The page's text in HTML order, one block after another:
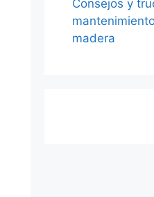
Consejos y
madera